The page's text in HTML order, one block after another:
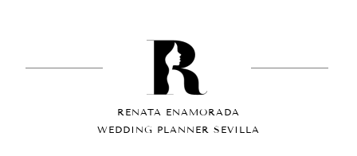
RENATA ENAMORADA
WEDDING PLANNER SEVILLA